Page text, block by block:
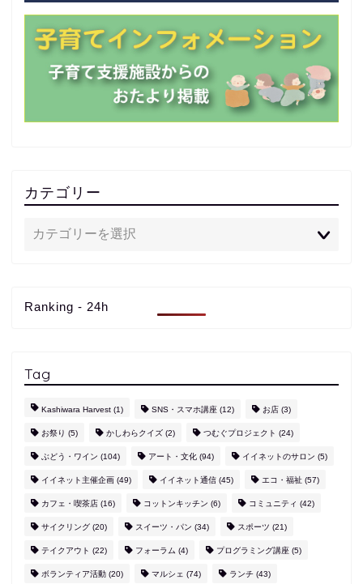
カテゴリー
Ranking - 24h
Tag
Kashiwara Harvest (1) SNS・スマホ講座 (12) お店 (3)
お祭り (5) かしわらクイズ (2) つむぐプロジェクト (24)
ぶどう・ワイン (104) アート・文化 (94) イイネットのサロン (5)
イイネット主催企画 (49) イイネット通信 (45) エコ・福祉 (57)
カフェ・喫茶店 (16) コットンキッチン (6) コミュニティ (42)
サイクリング (20) スイーツ・パン (34) スポーツ (21)
テイクアウト (22) フォーラム (4) プログラミング講座 (5)
ボランティア活動 (20) マルシェ (74) ランチ (43)